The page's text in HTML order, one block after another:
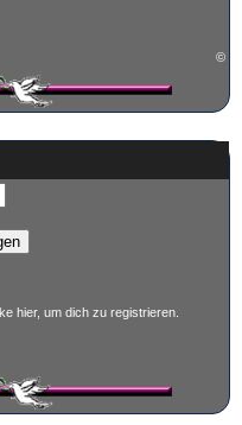
©
hier, um dich zu registrieren.